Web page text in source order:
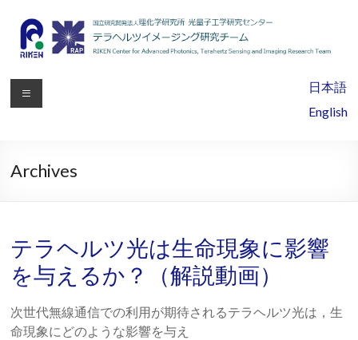
理
化
研
光
量
子
日本語
English
Archives
テラヘルツ光は生命現象に影響
を与えるか？（解説動画）
次世代無線通信での利用が期待されるテラヘルツ光は，生
命現象にどのような影響を与え